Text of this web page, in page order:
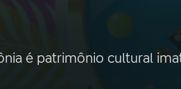
é patrimônio cultural